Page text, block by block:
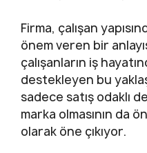
Firma, çalışan
önem veren bir
çalışanların iş
destekleyen bu
sadece satış odaklı
marka olmasının da
olarak öne çıkıyor.